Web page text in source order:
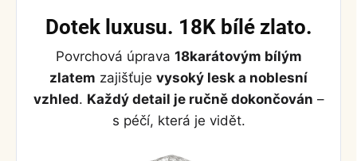
Dotek luxusu. 18K bílé zlato.
Povrchová úprava 18karátovým bílým
zlatem zajišťuje vysoký lesk a noblesní
vzhled. Každý detail je ručně dokončován –
s péčí, která je vidět.